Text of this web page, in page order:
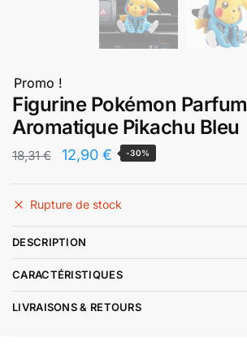
Promo !
Figurine Pokémon Parfum
Aromatique Pikachu Bleu
18,31€
Le
initial
18,31 €.
12,90 € Le
actuel
-30%
Rupture de stock
DESCRIPTION
CARACTÉRISTIQUES
LIVRAISONS & RETOURS